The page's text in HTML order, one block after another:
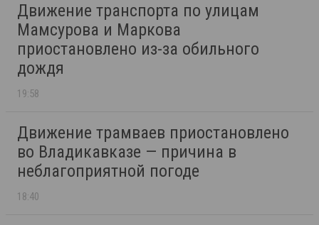
Движение транспорта по улицам
Мамсурова и Маркова
приостановлено из-за обильного
дождя
19:58
Движение трамваев приостановлено
во Владикавказе — причина в
неблагоприятной погоде
18:40